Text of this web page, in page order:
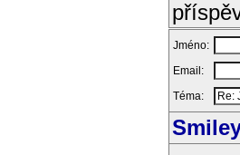
Jméno:
Email:
Téma: